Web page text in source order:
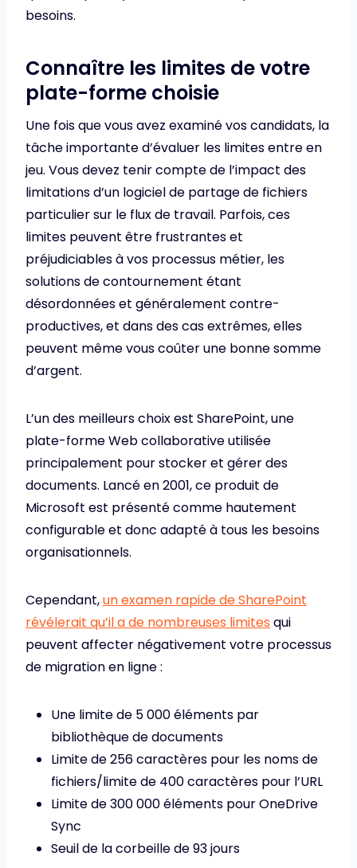
besoins.
Connaître les limites de votre
plate-forme choisie
Une fois que vous avez examiné vos candidats, la
tâche importante d’évaluer les limites entre en
jeu. Vous devez tenir compte de l’impact des
limitations d’un logiciel de partage de fichiers
particulier sur le flux de travail. Parfois, ces
limites peuvent être frustrantes et
préjudiciables à vos processus métier, les
solutions de contournement étant
désordonnées et généralement contre-
productives, et dans des cas extrêmes, elles
peuvent même vous coûter une bonne somme
d’argent.
L’un des meilleurs choix est SharePoint, une
plate-forme Web collaborative utilisée
principalement pour stocker et gérer des
documents. Lancé en 2001, ce produit de
Microsoft est présenté comme hautement
configurable et donc adapté à tous les besoins
organisationnels.
Cependant,un examen rapide de SharePoint
révélerait qu’il a de nombreuses limites qui
peuvent affecter négativement votre processus
de migration en ligne :
Une limite de 5 000 éléments par
bibliothèque de documents
Limite de 256 caractères pour les noms de
fichiers/limite de 400 caractères pour l’URL
Limite de 300 000 éléments pour OneDrive
Sync
Seuil de la corbeille de 93 jours